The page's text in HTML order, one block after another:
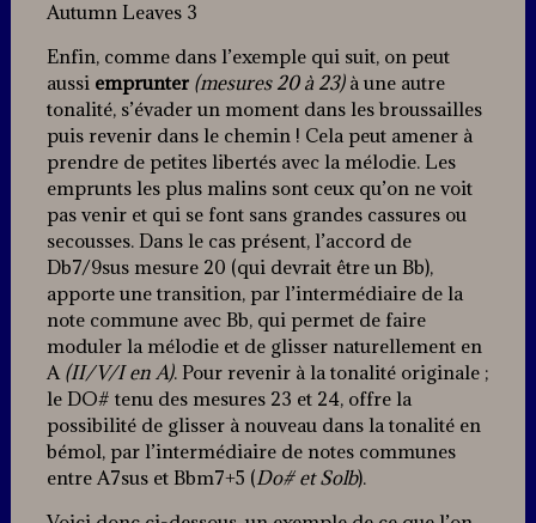
Autumn Leaves 3
Enfin, comme dans l’exemple qui suit, on peut
aussi emprunter (mesures 20 à 23)à une autre
tonalité, s’évader un moment dans les broussailles
puis revenir dans le chemin ! Cela peut amener à
prendre de petites libertés avec la mélodie. Les
emprunts les plus malins sont ceux qu’on ne voit
pas venir et qui se font sans grandes cassures ou
secousses. Dans le cas présent, l’accord de
Db7/9sus mesure 20 (qui devrait être un Bb),
apporte une transition, par l’intermédiaire de la
note commune avec Bb, qui permet de faire
moduler la mélodie et de glisser naturellement en
A (II/V/I en A). Pour revenir à la tonalité originale ;
le DO# tenu des mesures 23 et 24, offre la
possibilité de glisser à nouveau dans la tonalité en
bémol, par l’intermédiaire de notes communes
entre A7sus et Bbm7+5 (Do# et Solb).